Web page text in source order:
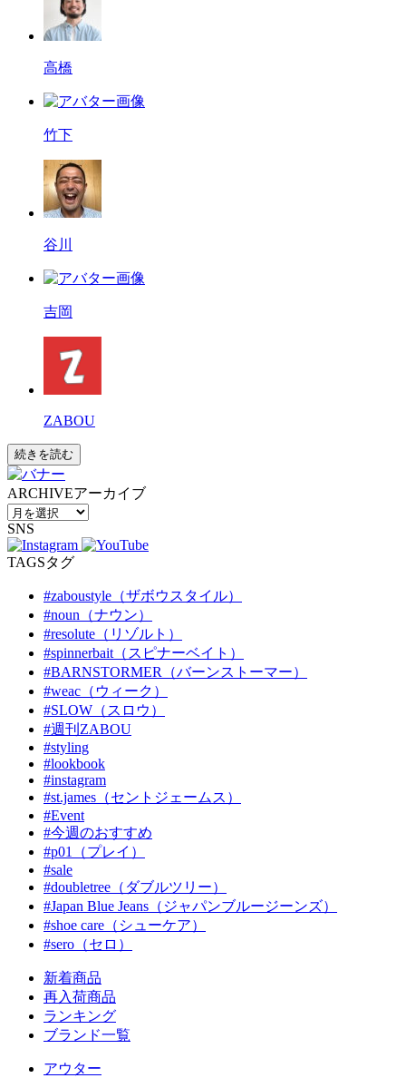
高橋
竹下
谷川
吉岡
ZABOU
続きを読む
ARCHIVEアーカイブ
SNS
TAGSタグ
#zaboustyle（ザボウスタイル）
#noun（ナウン）
#resolute（リゾルト）
#spinnerbait（スピナーベイト）
#BARNSTORMER（バーンストーマー）
#weac（ウィーク）
#SLOW（スロウ）
#週刊ZABOU
#styling
#lookbook
#instagram
#st.james（セントジェームス）
#Event
#今週のおすすめ
#p01（プレイ）
#sale
#doubletree（ダブルツリー）
#Japan Blue Jeans（ジャパンブルージーンズ）
#shoe care（シューケア）
#sero（セロ）
新着商品
再入荷商品
ランキング
ブランド一覧
アウター